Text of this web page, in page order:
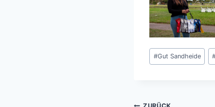
Schlagworte:
#Gut Sandheide